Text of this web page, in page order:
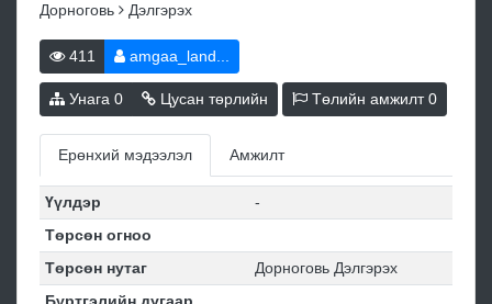
Дорноговь Дэлгэрэх
411 amgaa_land...
Унага 0 Цусан төрлийн Төлийн амжилт0
Ерөнхий мэдээлэл Амжилт
Үүлдэр
-
Төрсөн огноо
Төрсөн нутаг
Дорноговь Дэлгэрэх